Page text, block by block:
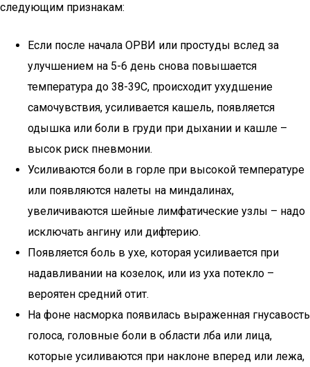
следующим признакам:
Если после начала ОРВИ или простуды вслед за
улучшением на 5-6 день снова повышается
температура до 38-39С, происходит ухудшение
самочувствия, усиливается кашель, появляется
одышка или боли в груди при дыхании и кашле –
высок риск пневмонии.
Усиливаются боли в горле при высокой температуре
или появляются налеты на миндалинах,
увеличиваются шейные лимфатические узлы – надо
исключать ангину или дифтерию.
Появляется боль в ухе, которая усиливается при
надавливании на козелок, или из уха потекло –
вероятен средний отит.
На фоне насморка появилась выраженная гнусавость
голоса, головные боли в области лба или лица,
которые усиливаются при наклоне вперед или лежа,